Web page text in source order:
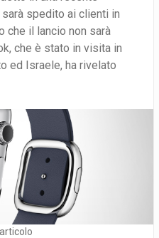
sarà spedito ai clienti in
che il lancio non sarà
che è stato in visita in
ed Israele, ha rivelato